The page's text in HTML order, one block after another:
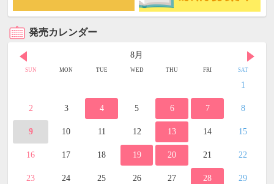
発売カレンダー
8月
SUN MON TUE WED THU FRI SAT
1
2 3 4 5 6 7 8
9 10 11 12 13 14 15
16 17 18 19 20 21 22
23 24 25 26 27 28 29